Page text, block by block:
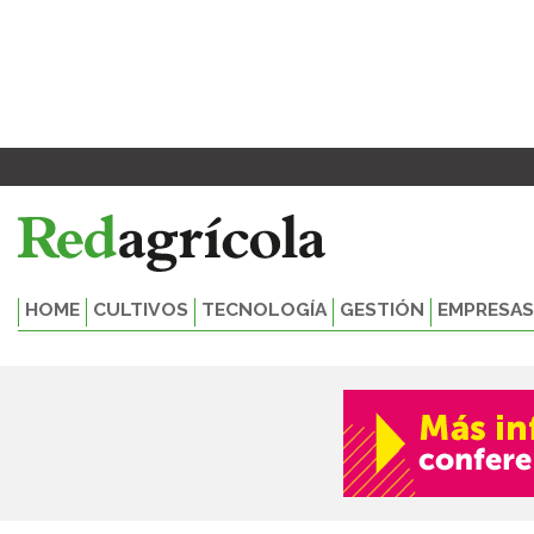
HOME CULTIVOS TECNOLOGÍA GESTIÓN EMPRESAS